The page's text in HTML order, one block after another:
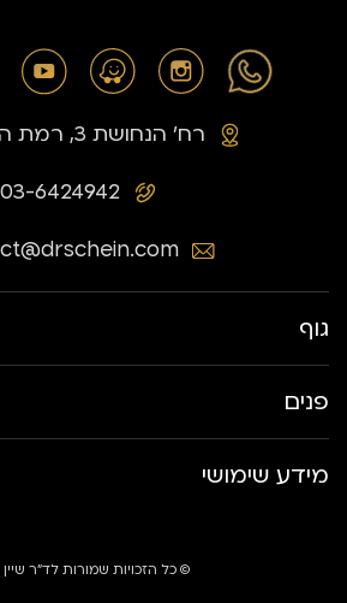
03-6424942
רח׳ הנחושת 3, רמת החייל, ת״א
גוף
פנים
מידע שימושי
© כל הזכויות שמורות לד״ר שיין 2026